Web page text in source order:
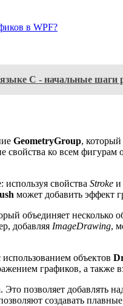
в WPF?
C - начальные шаги
GeometryGroup, который
ко всем
свойства Stroke и
может добавить эффект
объединяет несколько
добавляя ImageDrawing,
объектов
графиков, а
Это позволяет
создавать